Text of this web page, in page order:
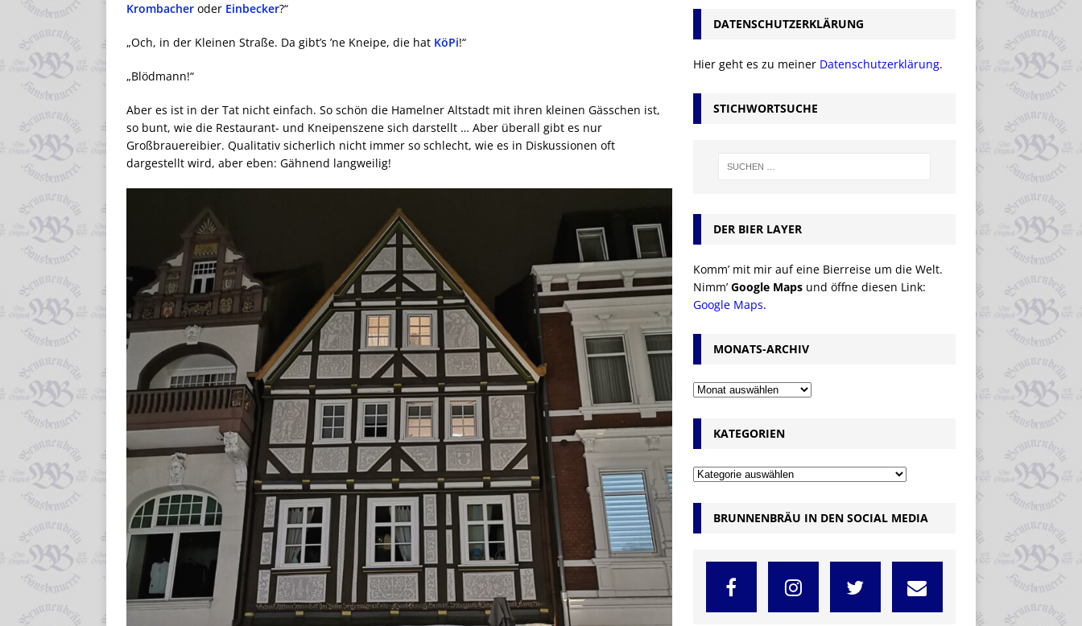
Krombacher oder Einbecker?“
„Och, in der Kleinen Straße. Da gibt’s ’ne Kneipe, die hat KöPi!“
„Blödmann!“
Aber es ist in der Tat nicht einfach. So schön die Hamelner Altstadt mit ihren kleinen Gässchen ist,
so bunt, wie die Restaurant- und Kneipenszene sich darstellt … Aber überall gibt es nur
Großbrauereibier. Qualitativ sicherlich nicht immer so schlecht, wie es in Diskussionen oft
dargestellt wird, aber eben: Gähnend langweilig!
DATENSCHUTZERKLÄRUNG
Hier geht es zu meiner Datenschutzerklärung.
STICHWORTSUCHE
DER BIER LAYER
Komm’ mit mir auf eine Bierreise um die Welt.
Nimm’ Google Maps und öffne diesen Link:
Google Maps.
MONATS-ARCHIV
KATEGORIEN
BRUNNENBRÄU IN DEN SOCIAL MEDIA